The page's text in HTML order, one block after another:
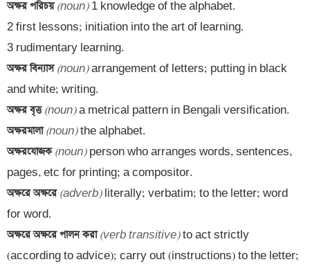
অক্ষর পরিচয় (noun) 1 knowledge of the alphabet.
2 first lessons; initiation into the art of learning.
অক্ষর বিন্যাস (noun) arrangement of letters; putting in black
অক্ষর বৃত্ত (noun)
অক্ষরমালা (noun)
অক্ষরযোজক (noun) person who arranges words, sentences,
অক্ষরে অক্ষরে (adverb) literally; verbatim; to the letter; word
অক্ষরে অক্ষরে পালন করা (verb transitive) to act strictly
(according to advice); carry out (instructions) to the letter;